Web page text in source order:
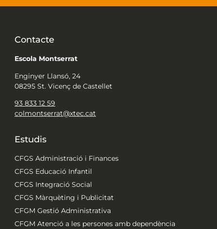
Contacte
Escola Montserrat
Enginyer Llansó, 24
08295 St. Vicenç de Castellet
93 833 12 59
colmontserrat@xtec.cat
Estudis
CFGS Administració i Finances
CFGS Educació Infantil
CFGS Integració Social
CFGS Màrquèting i Publicitat
CFGM Gestió Administrativa
CFGM Atenció a les persones amb dependència